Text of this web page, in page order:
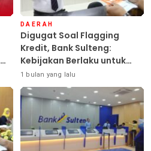
DAERAH
Digugat Soal Flagging
Kredit, Bank Sulteng:
Kebijakan Berlaku untuk
Seluruh Debitur ASN
1 bulan yang lalu